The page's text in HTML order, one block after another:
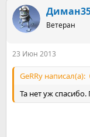
Ветеран
23 Июн 2013
GeRRy написал(а):
Та нет уж